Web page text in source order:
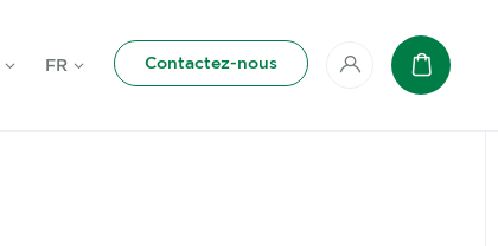
FR Contactez-nous
Mon compte
Panier